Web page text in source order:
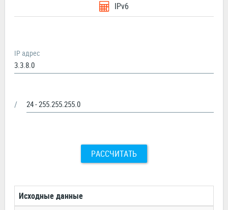
IPv6
IP адрес
/
РАССЧИТАТЬ
Исходные данные